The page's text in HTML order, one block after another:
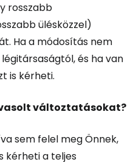
rosszabb
ülésközzel)
Ha a módosítás nem
és ha van
is kérheti.
változtatásokat?
sem felel meg Önnek,
kérheti a teljes